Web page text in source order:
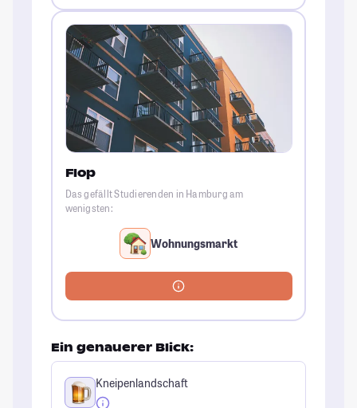
Flop
Das gefällt Studierenden in Hamburg am
wenigsten:
Wohnungsmarkt
Ein genauerer Blick:
Kneipenlandschaft